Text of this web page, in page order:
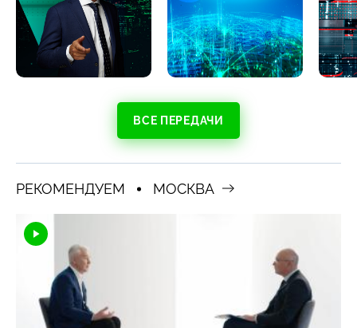
ВСЕ ПЕРЕДАЧИ
РЕКОМЕНДУЕМ МОСКВА